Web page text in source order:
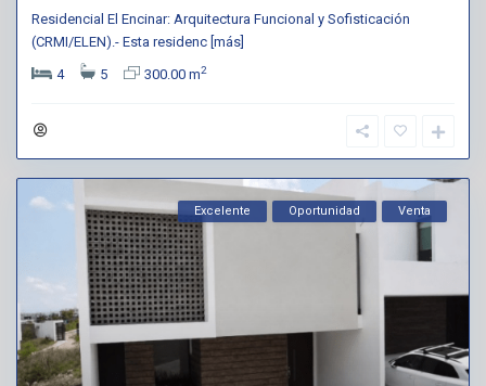
Residencial El Encinar: Arquitectura Funcional y Sofisticación
(CRMI/ELEN).- Esta residenc [más]
4
5 300.00 m2
Excelente Oportunidad Venta